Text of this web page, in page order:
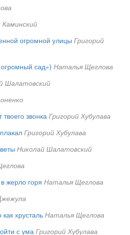
огромной улицы Григорий
сад») Наталья Щеглова
Шалатовский
звонка Григорий Хубулава
Григорий Хубулава
Николай Шалатовский
жерло горя Наталья Щеглова
хрусталь Наталья Щеглова
с ума Григорий Хубулава